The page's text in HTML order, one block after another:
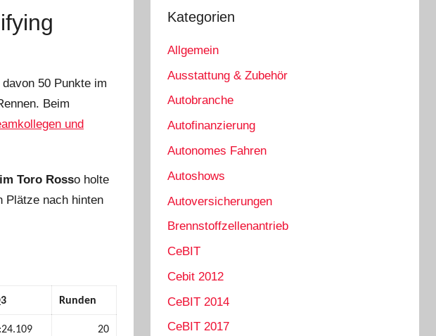
50 Punkte im
Beim
und
Toro Rosso holte
Plätze nach hinten
Runden
20
Kategorien
Allgemein
Ausstattung & Zubehör
Autobranche
Autofinanzierung
Autonomes Fahren
Autoshows
Autoversicherungen
Brennstoffzellenantrieb
CeBIT
Cebit 2012
CeBIT 2014
CeBIT 2017